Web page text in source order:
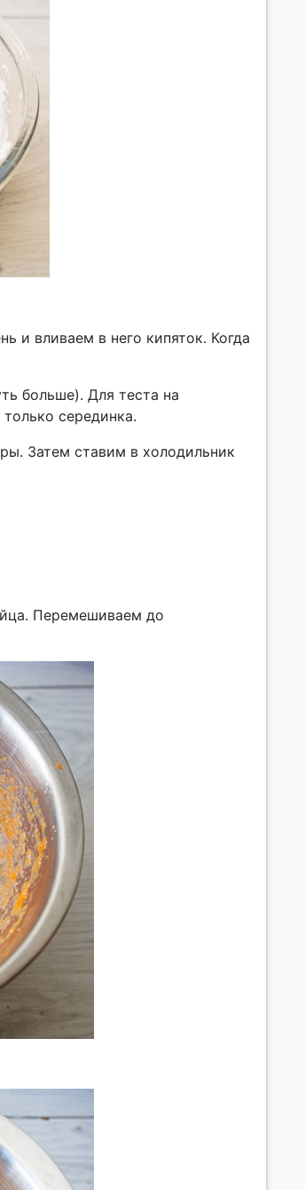
и вливаем в него кипяток. Когда
больше). Для теста на
серединка.
Затем ставим в холодильник
Перемешиваем до